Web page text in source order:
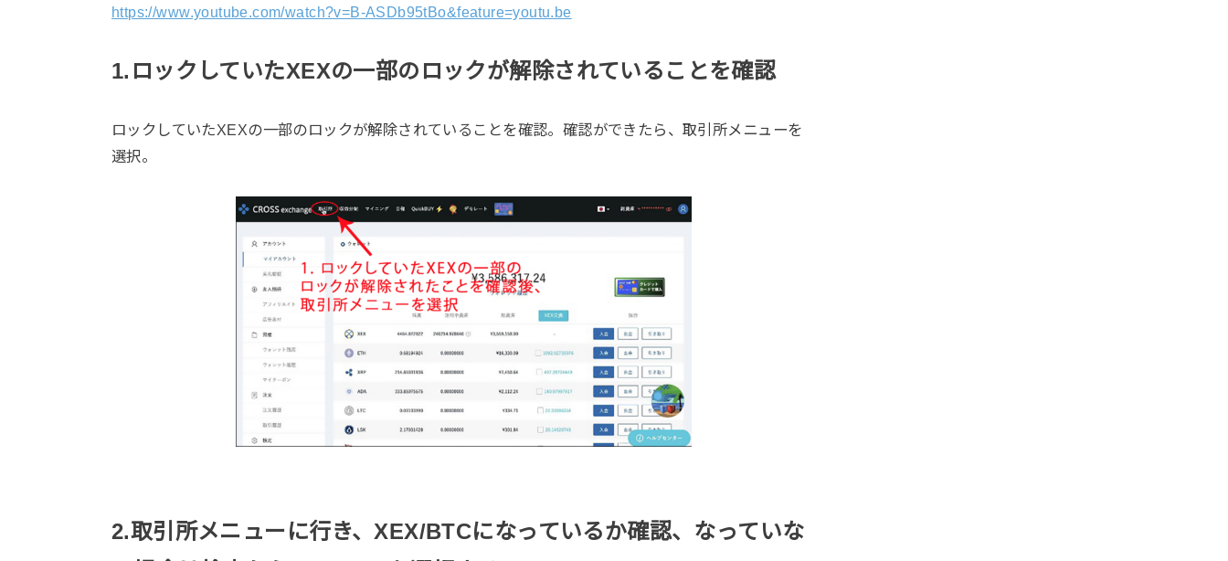
https://www.youtube.com/watch?v=B-ASDb95tBo&feature=youtu.be
1. ロックしていたXEXの一部のロックが解除されていることを確認
ロックしていたXEXの一部のロックが解除されていることを確認。確認ができたら、取引所メニューを
選択。
2.取引所メニューに行き、 XEX/BTCになっているか確認、なっていな